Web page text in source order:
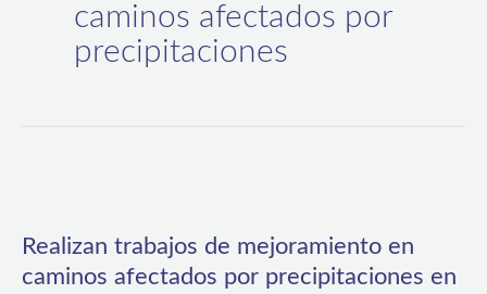
caminos afectados por
precipitaciones
Realizan trabajos de mejoramiento en
caminos afectados por precipitaciones en
de